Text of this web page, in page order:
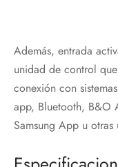
Además, entrada
unidad de control
conexión con
app, Bluetooth, B&O
Samsung App u